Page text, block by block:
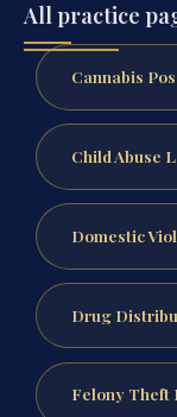
All practice
Cannabis
Child Abuse
Domestic
Drug
Felony Theft